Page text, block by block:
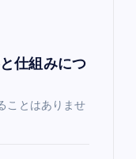
仕組みにつ
ことはありませ